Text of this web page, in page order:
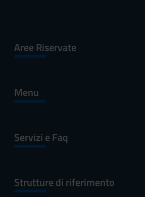
Aree Riservate
Menu
Servizi e Faq
Strutture di riferimento